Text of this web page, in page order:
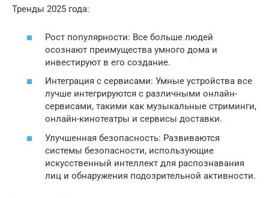
Тренды 2025 года:
Рост популярности: Все больше людей
осознают преимущества умного дома и
инвестируют в его создание.
Интеграция с сервисами: Умные устройства все
лучше интегрируются с различными онлайн-
сервисами, такими как музыкальные стриминги,
онлайн-кинотеатры и сервисы доставки.
Улучшенная безопасность: Развиваются
системы безопасности, использующие
искусственный интеллект для распознавания
лиц и обнаружения подозрительной активности.